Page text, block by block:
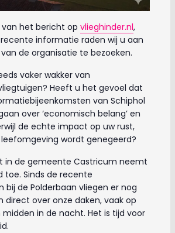
van het bericht opvlieghinder.nl,
informatie raden wij u aan
de organisatie te bezoeken.
vaker wakker van
Heeft u het gevoel dat
van Schiphol
over ‘economisch belang’ en
de echte impact op uw rust,
wordt genegeerd?
in de gemeente Castricum neemt
toe. Sinds de recente
bij de Polderbaan vliegen er nog
direct over onze daken, vaak op
in de nacht. Het is tijd voor